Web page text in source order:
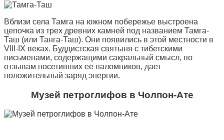
Вблизи села Тамга на южном побережье выстроена
цепочка из трех древних камней под названием Тамга-
Таш (или Танга-Таш). Они появились в этой местности в
VIII-IX веках. Буддистская святыня с тибетскими
письменами, содержащими сакральный смысл, по
отзывам посетивших ее паломников, дает
положительный заряд энергии.
Музей петроглифов в Чолпон-Ате